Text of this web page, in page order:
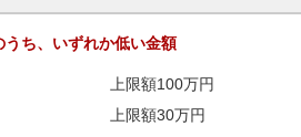
ち、いずれか低い金額
入 上限額100万円
貸借 上限額30万円